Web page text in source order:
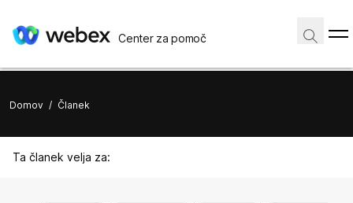
Center za pomoč
Domov / Članek
Ta članek velja za: